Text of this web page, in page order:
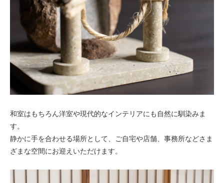
和室はもちろん洋室や現代的なインテリアにも自然に馴染みま
す。
静かに手を合わせる場所として、ご自宅や店舗、事務所などさま
ざまな空間にお迎えいただけます。